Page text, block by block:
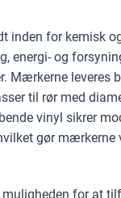
inden for kemisk
energi- og
Mærkerne leveres
til rør med
vinyl sikrer
gør mærkerne
for at